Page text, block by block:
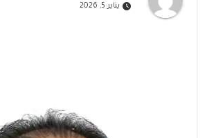
يناير 5, 2026